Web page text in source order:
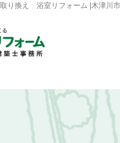
換え 浴室リフォーム |木津川市